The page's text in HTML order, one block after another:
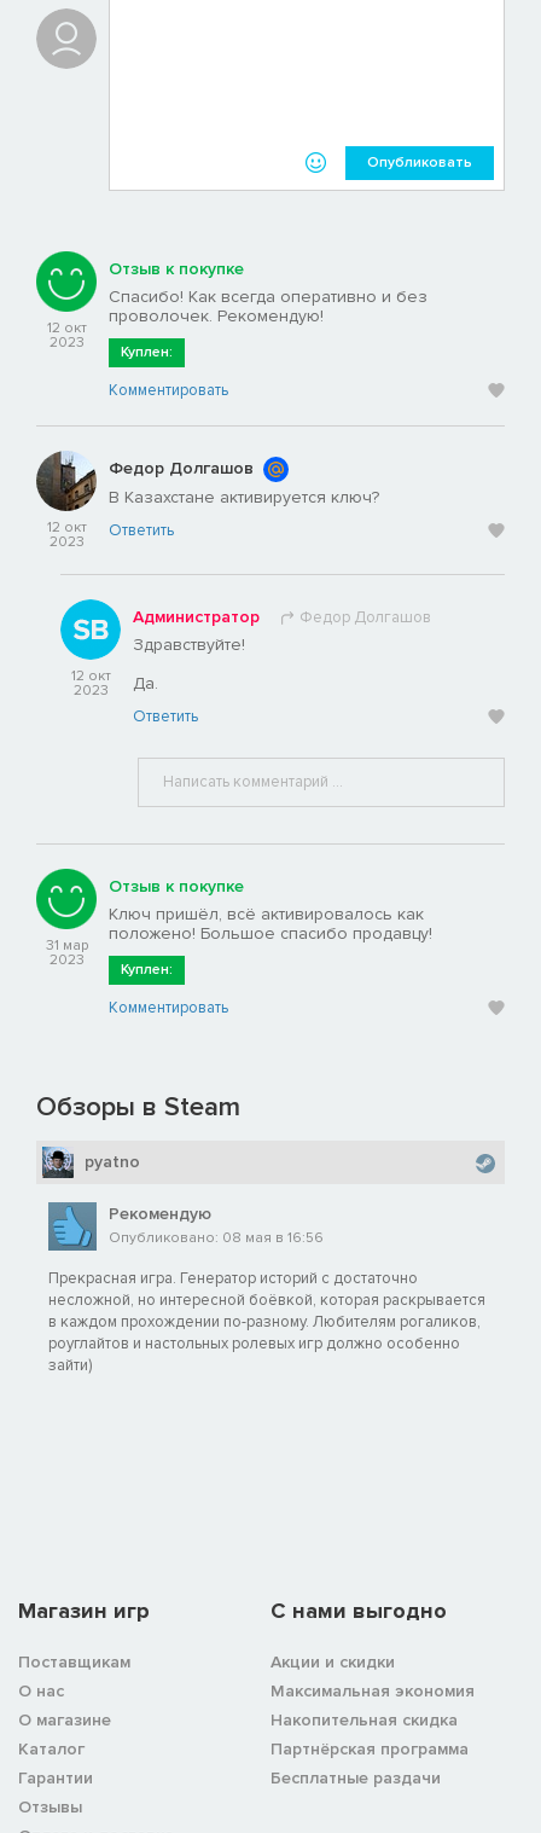
Опубликовать
12 окт
2023
Отзыв к покупке
Спасибо! Как всегда оперативно и без
проволочек. Рекомендую!
Куплен:
Комментировать
12 окт
2023
Федор Долгашов
В Казахстане активируется ключ?
Ответить
12 окт
2023
Администратор Федор Долгашов
Здравствуйте!
Да.
Ответить
31 мар
2023
Отзыв к покупке
Ключ пришёл, всё активировалось как
положено! Большое спасибо продавцу!
Куплен:
Комментировать
Обзоры в Steam
pyatno
Рекомендую
Опубликовано: 08 мая в 16:56
Прекрасная игра. Генератор историй с достаточно
несложной, но интересной боёвкой, которая раскрывается
в каждом прохождении по-разному. Любителям рогаликов,
роуглайтов и настольных ролевых игр должно особенно
зайти)
Магазин игр
Поставщикам
О нас
О магазине
Каталог
Гарантии
Отзывы
C нами выгодно
Акции и скидки
Максимальная экономия
Накопительная скидка
Партнёрская программа
Бесплатные раздачи